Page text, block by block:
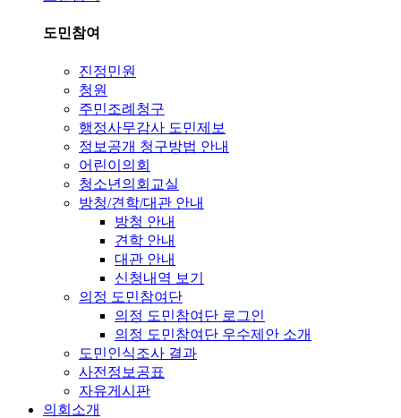
도민참여
진정민원
청원
주민조례청구
행정사무감사 도민제보
정보공개 청구방법 안내
어린이의회
청소년의회교실
방청/견학/대관 안내
방청 안내
견학 안내
대관 안내
신청내역 보기
의정 도민참여단
의정 도민참여단 로그인
의정 도민참여단 우수제안 소개
도민인식조사 결과
사전정보공표
자유게시판
의회소개